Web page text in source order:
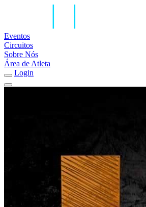
Eventos
Circuitos
Sobre Nós
Área de Atleta
Login